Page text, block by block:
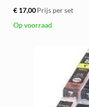
€ 17,00Prijs per set
Op voorraad